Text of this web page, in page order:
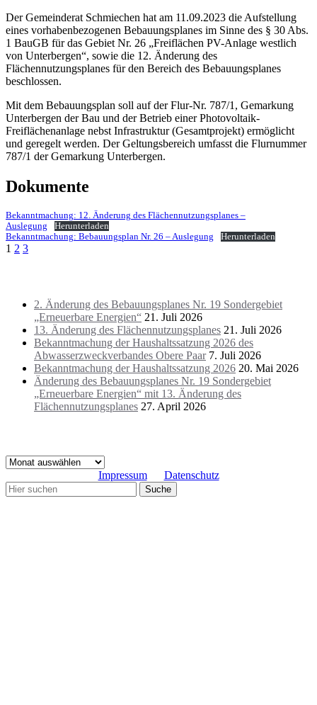
Der Gemeinderat Schmiechen hat am 11.09.2023 die Aufstellung
eines vorhabenbezogenen Bebauungsplanes im Sinne des § 30 Abs.
1 BauGB für das Gebiet Nr. 26 „Freiflächen PV-Anlage westlich
von Unterbergen“, sowie die 12. Änderung des
Flächennutzungsplanes für den Bereich des Bebauungsplanes
beschlossen.
Mit dem Bebauungsplan soll auf der Flur-Nr. 787/1, Gemarkung
Unterbergen der Bau und der Betrieb einer Photovoltaik-
Freiflächenanlage nebst Infrastruktur (Gesamtprojekt) ermöglicht
und geregelt werden. Der Geltungsbereich umfasst die Flurnummer
787/1 der Gemarkung Unterbergen.
Dokumente
Bekanntmachung: 12. Änderung des Flächennutzungsplanes –
Auslegung
Herunterladen
Bekanntmachung: Bebauungsplan Nr. 26 – Auslegung
Herunterladen
Seitennummerierung
1 2 3
2. Änderung des Bebauungsplanes Nr. 19 Sondergebiet
„Erneuerbare Energien“ 21. Juli 2026
13. Änderung des Flächennutzungsplanes 21. Juli 2026
Bekanntmachung der Haushaltssatzung 2026 des
Abwasserzweckverbandes Obere Paar 7. Juli 2026
Bekanntmachung der Haushaltssatzung 2026 20. Mai 2026
Änderung des Bebauungsplanes Nr. 19 Sondergebiet
„Erneuerbare Energien“ mit 13. Änderung des
Flächennutzungsplanes 27. April 2026
Archive
Impressum
Datenschutz